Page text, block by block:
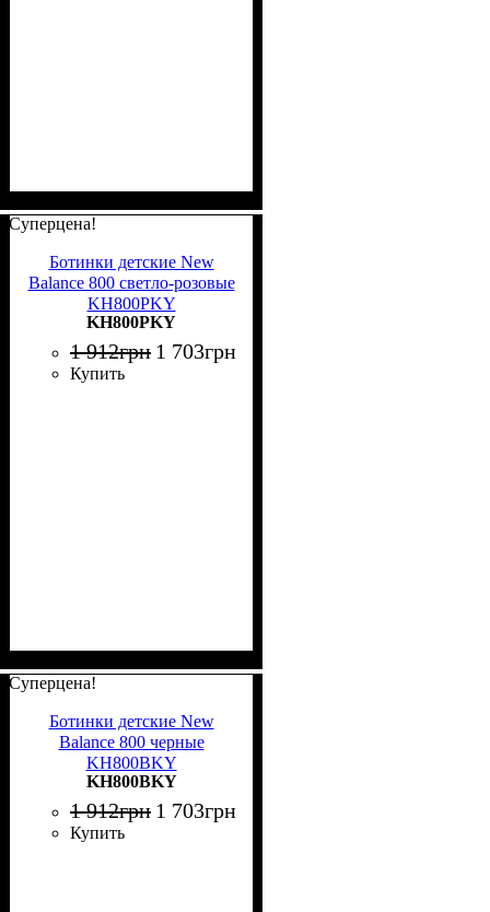
Суперцена!
Ботинки детские New
Balance 800 светло-розовые
KH800PKY
KH800PKY
1 912грн 1 703грн
Купить
Суперцена!
Ботинки детские New
Balance 800 черные
KH800BKY
KH800BKY
1 912грн 1 703грн
Купить